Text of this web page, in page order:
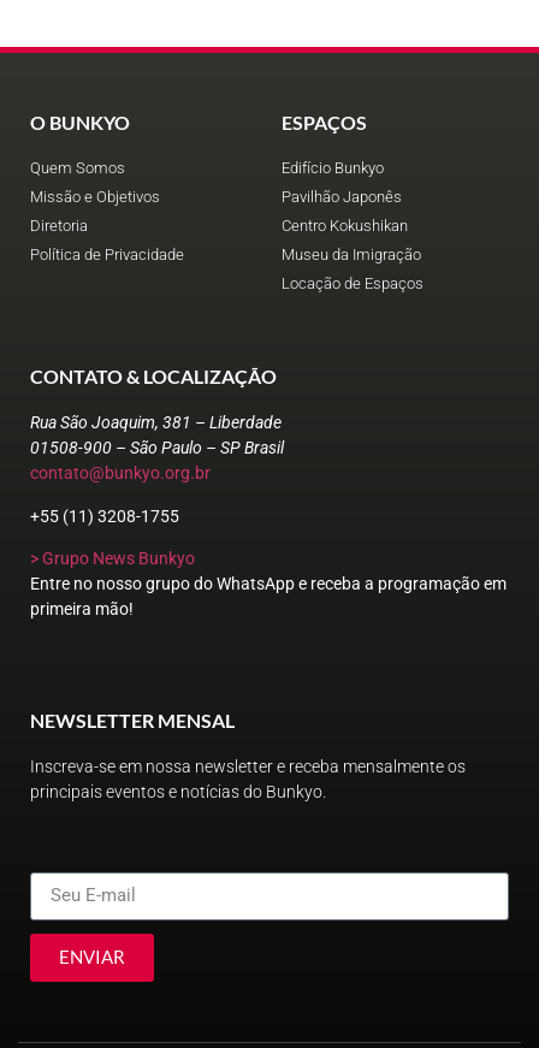
O BUNKYO
Quem Somos
Missão e Objetivos
Diretoria
Política de Privacidade
ESPAÇOS
Edifício Bunkyo
Pavilhão Japonês
Centro Kokushikan
Museu da Imigração
Locação de Espaços
CONTATO & LOCALIZAÇÃO
Rua São Joaquim, 381 – Liberdade
01508-900 – São Paulo – SP Brasil
contato@bunkyo.org.br
+55 (11) 3208-1755
> Grupo News Bunkyo
Entre no nosso grupo do WhatsApp e receba a programação em
primeira mão!
NEWSLETTER MENSAL
Inscreva-se em nossa newsletter e receba mensalmente os
principais eventos e notícias do Bunkyo.
ENVIAR